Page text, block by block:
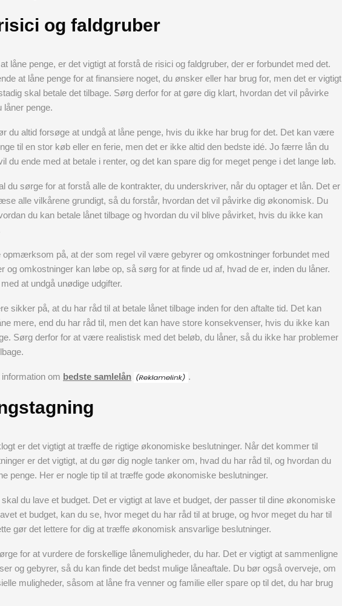
og faldgruber
låne penge, er det vigtigt at forstå de risici og faldgruber, der er forbundet med det.
at låne penge for at finansiere noget, du ønsker eller har brug for, men det er vigtigt
skal betale det tilbage. Sørg derfor for at gøre dig klart, hvordan det vil påvirke
låner penge.
du altid forsøge at undgå at låne penge, hvis du ikke har brug for det. Det kan være
til en stor køb eller en ferie, men det er ikke altid den bedste idé. Jo færre lån du
du ende med at betale i renter, og det kan spare dig for meget penge i det lange løb.
du sørge for at forstå alle de kontrakter, du underskriver, når du optager et lån. Det er
alle vilkårene grundigt, så du forstår, hvordan det vil påvirke dig økonomisk. Du
du kan betale lånet tilbage og hvordan du vil blive påvirket, hvis du ikke kan
på, at der som regel vil være gebyrer og omkostninger forbundet med
og omkostninger kan løbe op, så sørg for at finde ud af, hvad de er, inden du låner.
at undgå unødige udgifter.
sikker på, at du har råd til at betale lånet tilbage inden for den aftalte tid. Det kan
mere, end du har råd til, men det kan have store konsekvenser, hvis du ikke kan
Sørg derfor for at være realistisk med det beløb, du låner, så du ikke har problemer
om bedste samlelån .
er det vigtigt at træffe de rigtige økonomiske beslutninger. Når det kommer til
er det vigtigt, at du gør dig nogle tanker om, hvad du har råd til, og hvordan du
penge. Her er nogle tip til at træffe gode økonomiske beslutninger.
du lave et budget. Det er vigtigt at lave et budget, der passer til dine økonomiske
et budget, kan du se, hvor meget du har råd til at bruge, og hvor meget du har til
gør det lettere for dig at træffe økonomisk ansvarlige beslutninger.
for at vurdere de forskellige lånemuligheder, du har. Det er vigtigt at sammenligne
og gebyrer, så du kan finde det bedst mulige låneaftale. Du bør også overveje, om
muligheder, såsom at låne fra venner og familie eller spare op til det, du har brug